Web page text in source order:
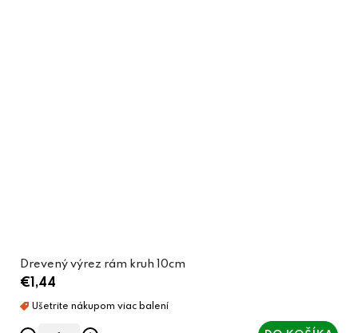
Drevený výrez rám kruh 10cm
€1,44